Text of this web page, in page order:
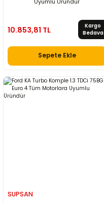
10.853,81 TL
Kargo
Bedava
Sepete Ekle
SUPSAN